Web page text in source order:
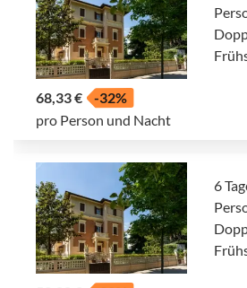
68,33 €
-32%
pro Person und Nacht
6